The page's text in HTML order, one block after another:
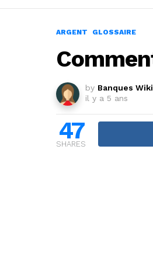
ARGENT GLOSSAIRE
by Banques Wiki
il y a 5 ans
47
SHARES